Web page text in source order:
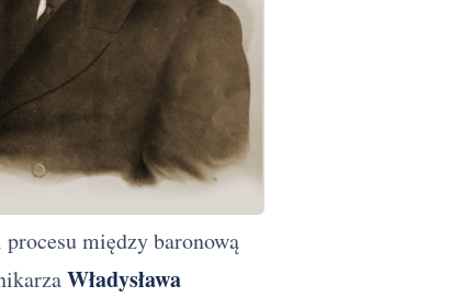
między baronową
Władysława